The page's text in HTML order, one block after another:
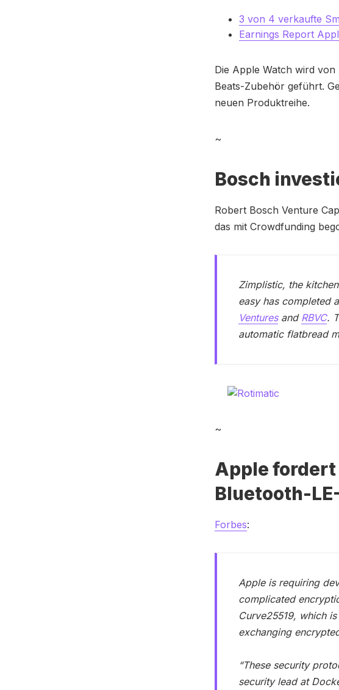
3 von 4 verkaufte
Earnings Report
Die Apple Watch wird
Beats-Zubehör geführt.
neuen Produktreihe.
~
Bosch
Robert Bosch Venture
das mit Crowdfunding
Zimplistic, the
easy has completed
Venturesand RBVC.
automatic flatbread
~
Apple
Bluetooth-
Forbes:
Apple is requiring
complicated
Curve25519, which
exchanging
“These security
security lead at